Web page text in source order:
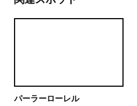
パーラーローレル